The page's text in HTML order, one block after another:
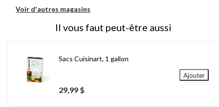
Voir d'autres magasins
Il vous faut peut-être aussi
Sacs Cuisinart, 1 gallon
29,99 $
Ajouter